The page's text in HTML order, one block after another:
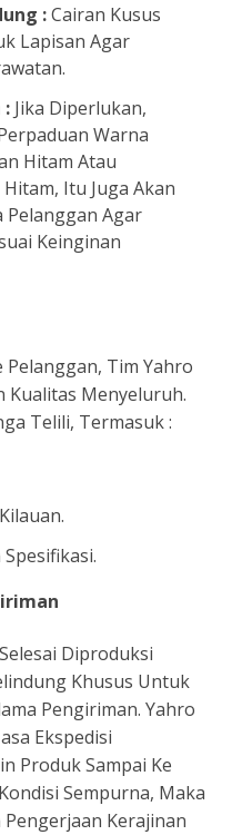
:Cairan Kusus
Lapisan Agar
: Jika Diperlukan,
Warna
Hitam Atau
Itu Juga Akan
Pelanggan Agar
Keinginan
Tim Yahro
Kualitas Menyeluruh.
Telili, Termasuk :
Diproduksi
Khusus Untuk
Pengiriman. Yahro
Ekspedisi
Produk Sampai Ke
Sempurna, Maka
Kerajinan